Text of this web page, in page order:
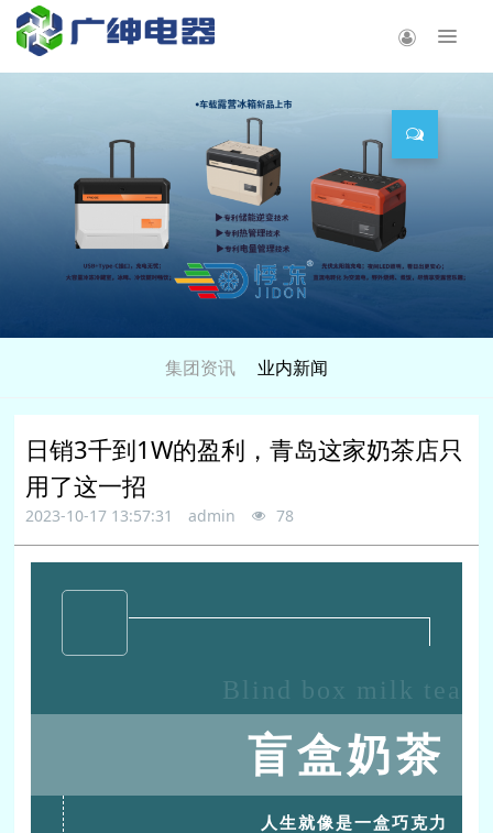
集团资讯 业内新闻
日销3千到1W的盈利，青岛这家奶茶店只
用了这一招
2023-10-17 13:57:31 admin 78
Blind box milk tea
盲盒奶茶
人生就像是一盒巧克力